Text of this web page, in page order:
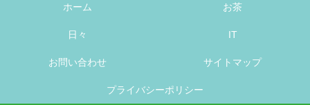
ホーム お茶
日々 IT
お問い合わせ サイトマップ
プライバシーポリシー